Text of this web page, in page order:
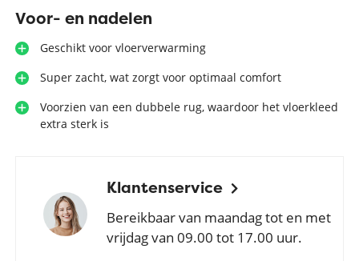
Voor- en nadelen
Geschikt voor vloerverwarming
Super zacht, wat zorgt voor optimaal comfort
Voorzien van een dubbele rug, waardoor het vloerkleed
extra sterk is
Klantenservice
Bereikbaar van maandag tot en met
vrijdag van 09.00 tot 17.00 uur.